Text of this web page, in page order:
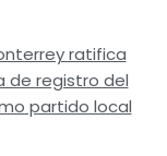
ratifica
de registro del
partido local